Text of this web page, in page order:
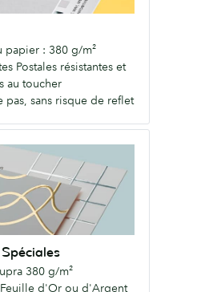
papier : 380 g/m²
Postales résistantes et
au toucher
pas, sans risque de reflet
380 g/m²
d'Or ou d'Argent